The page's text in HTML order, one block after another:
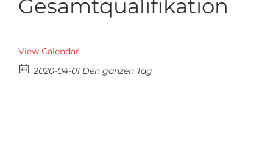
Gesamtqualifikation
View Calendar
2020-04-01 Den ganzen Tag